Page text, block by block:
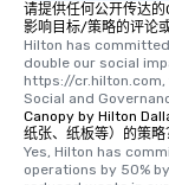
请提供任何公开传达
影响目标/策略的评论或
Hilton has
double our social
https://
Social and
Canopy by Hilton
纸张、纸板等）的策略
Yes, Hilton has
operations by 50%